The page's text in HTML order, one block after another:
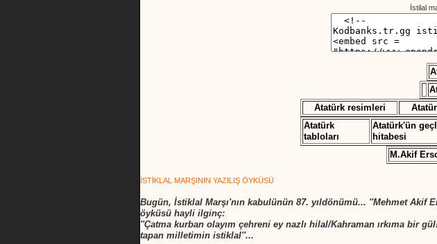
İstilal
Atatürk resimleri
Atatürk
tabloları
Atatürk'ün
hitabesi
M.Akif
İSTİKLAL MARŞININ YAZILIŞ ÖYKÜSÜ
Bugün, İstiklal Marşı'nın kabulünün 87. yıldönümü... ''Mehmet Akif
öyküsü hayli ilginç:
''Çatma kurban olayım çehreni ey nazlı hilal/Kahraman ırkıma bir
tapan milletimin istiklal''...